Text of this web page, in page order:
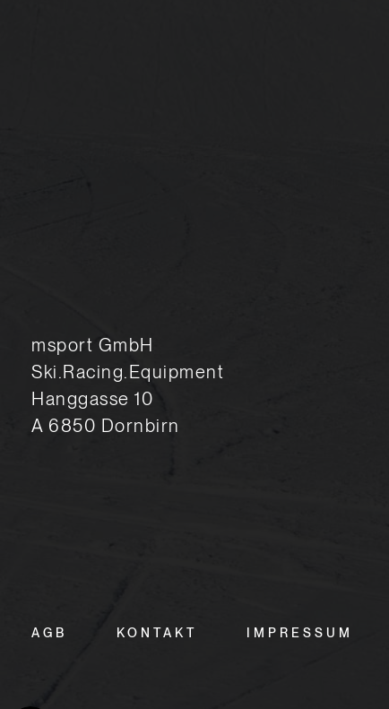
msport GmbH
Ski.Racing.Equipment
Hanggasse 10
A 6850 Dornbirn
AGB KONTAKT IMPRESSUM